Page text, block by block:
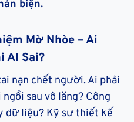
biện.
Mờ Nhòe – Ai
AI Sai?
nạn chết người. Ai phải
sau vô lăng? Công
dữ liệu? Kỹ sư thiết kế